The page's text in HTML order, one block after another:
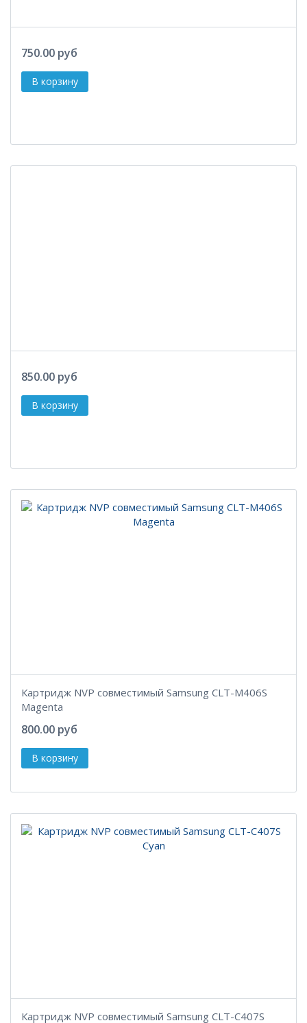
750.00 руб
850.00 руб
Картридж NVP совместимый Samsung CLT-M406S
Magenta
800.00 руб
Картридж NVP совместимый Samsung CLT-C407S